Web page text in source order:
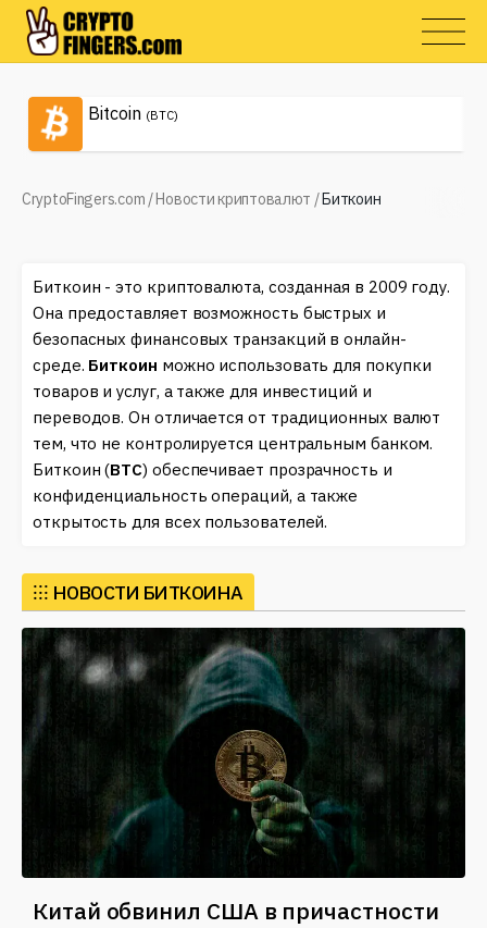
Bitcoin (BTC)
CryptoFingers.com /Новости криптовалют /Биткоин
Биткоин - это криптовалюта, созданная в 2009 году.
Она предоставляет возможность быстрых и
безопасных финансовых транзакций в онлайн-
среде. Биткоин можно использовать для покупки
товаров и услуг, а также для инвестиций и
переводов. Он отличается от традиционных валют
тем, что не контролируется центральным банком.
Биткоин (BTC) обеспечивает прозрачность и
конфиденциальность операций, а также
открытость для всех пользователей.
⁝⁝⁝ НОВОСТИ БИТКОИНА
Китай обвинил США в причастности